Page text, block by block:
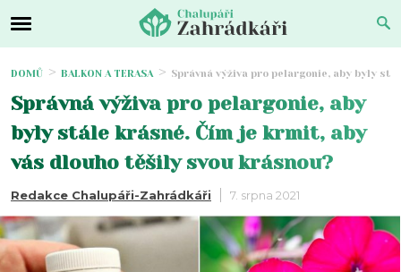
DOMŮ BALKON A TERASA Správná výživa pro pelargonie, aby byly
Správná výživa pro pelargonie, aby
byly stále krásné. Čím je krmit, aby
vás dlouho těšily svou krásnou?
Redakce Chalupáři-Zahrádkáři 7. srpna 2021